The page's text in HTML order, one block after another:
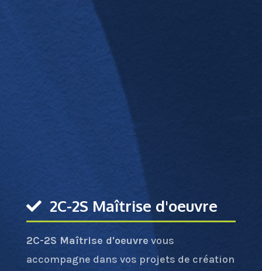
2C-2S Maîtrise d'oeuvre
2C-2S Maîtrise d'oeuvre vous
accompagne dans vos projets de création